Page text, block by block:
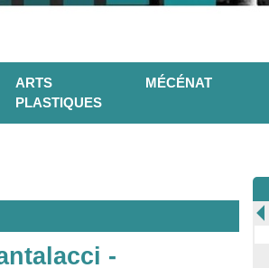
ARTS
PLASTIQUES
MÉCÉNAT
-